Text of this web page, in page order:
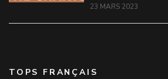
23 MARS 2023
TOPS FRANÇAIS